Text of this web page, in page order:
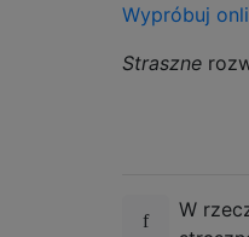
Wypróbuj
Straszne
W